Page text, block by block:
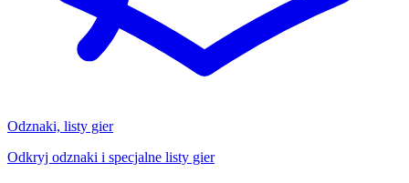
Odznaki, listy gier
Odkryj odznaki i specjalne listy gier